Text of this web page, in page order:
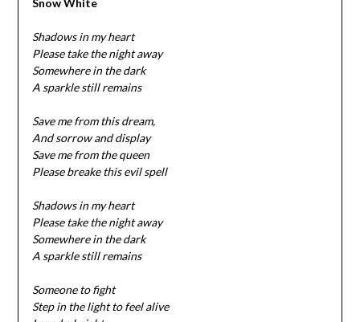
Snow White
Shadows in my heart
Please take the night away
Somewhere in the dark
A sparkle still remains
Save me from this dream,
And sorrow and display
Save me from the queen
Please breake this evil spell
Shadows in my heart
Please take the night away
Somewhere in the dark
A sparkle still remains
Someone to fight
Step in the light to feel alive